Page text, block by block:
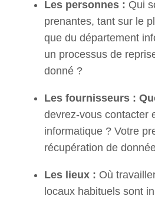
Les personnes : Qui
prenantes, tant sur le
que du département
un processus de
donné ?
Les fournisseurs :
devrez-vous contacter
informatique ? Votre
récupération de
Les lieux : Où
locaux habituels sont